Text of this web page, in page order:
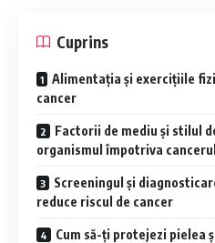
Cuprins
Alimentația și exercițiile
cancer
Factorii de mediu și stilul
organismul împotriva
Screeningul și
reduce riscul de cancer
Cum să-ți protejezi pielea